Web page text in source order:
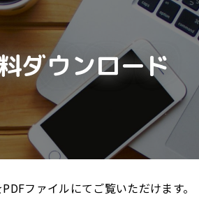
ダウンロード
ファイルにてご覧いただけます。